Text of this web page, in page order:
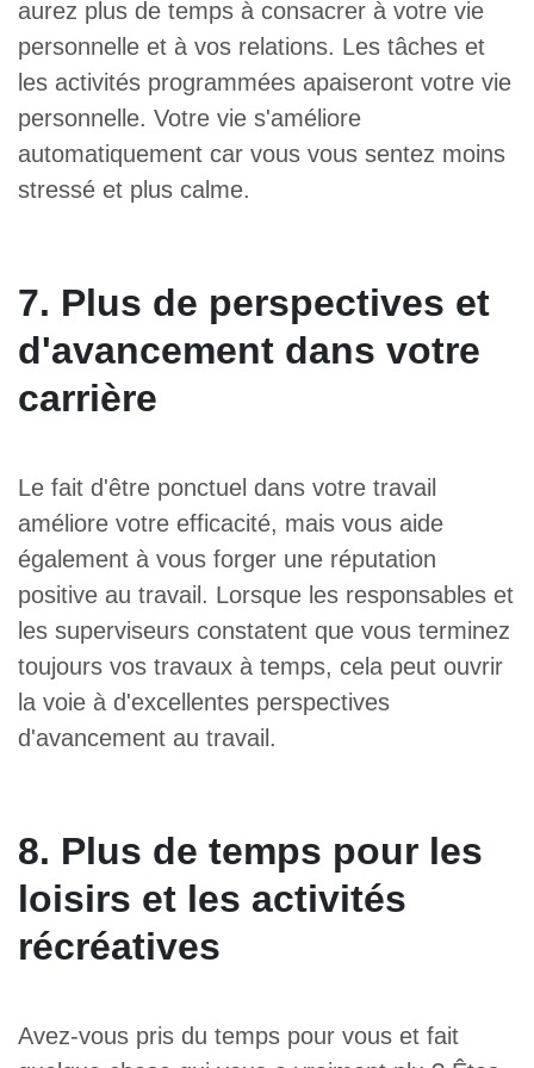
aurez plus de temps à consacrer à votre vie
personnelle et à vos relations. Les tâches et
les activités programmées apaiseront votre vie
personnelle. Votre vie s'améliore
automatiquement car vous vous sentez moins
stressé et plus calme.
7. Plus de perspectives et
d'avancement dans votre
carrière
Le fait d'être ponctuel dans votre travail
améliore votre efficacité, mais vous aide
également à vous forger une réputation
positive au travail. Lorsque les responsables et
les superviseurs constatent que vous terminez
toujours vos travaux à temps, cela peut ouvrir
la voie à d'excellentes perspectives
d'avancement au travail.
8. Plus de temps pour les
loisirs et les activités
récréatives
Avez-vous pris du temps pour vous et fait